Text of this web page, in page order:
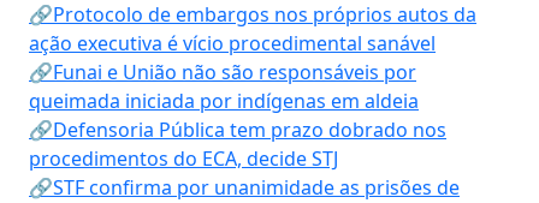
🔗Protocolo de embargos nos próprios autos da
ação executiva é vício procedimental sanável
🔗Funai e União não são responsáveis por
queimada iniciada por indígenas em aldeia
🔗Defensoria Pública tem prazo dobrado nos
procedimentos do ECA, decide STJ
🔗STF confirma por unanimidade as prisões de